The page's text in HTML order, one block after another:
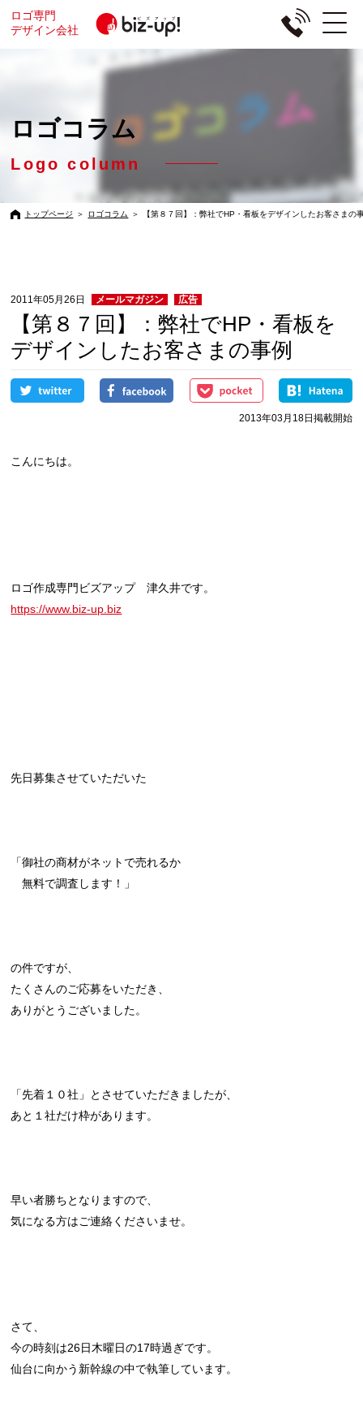
ロゴ専門
デザイン会社
ロゴコラム
Logo column
トップページ ＞ ロゴコラム ＞ 【第８７回】：弊社でHP・看板をデザインしたお客さまの
2011年05月26日 メールマガジン 広告
【第８７回】：弊社でHP・看板を
デザインしたお客さまの事例
2013年03月18日掲載開始
こんにちは。
ロゴ作成専門ビズアップ 津久井です。
https://www.biz-up.biz
先日募集させていただいた
「御社の商材がネットで売れるか
無料で調査します！」
の件ですが、
たくさんのご応募をいただき、
ありがとうございました。
「先着１０社」とさせていただきましたが、
あと１社だけ枠があります。
早い者勝ちとなりますので、
気になる方はご連絡くださいませ。
さて、
今の時刻は26日木曜日の17時過ぎです。
仙台に向かう新幹線の中で執筆しています。